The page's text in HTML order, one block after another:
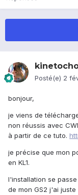
Posté(e) 2
bonjour,
je viens de
non réussis avec
à partir de ce tuto.
je précise que mon
en KL1.
l'installation se
de mon GS2 j'ai